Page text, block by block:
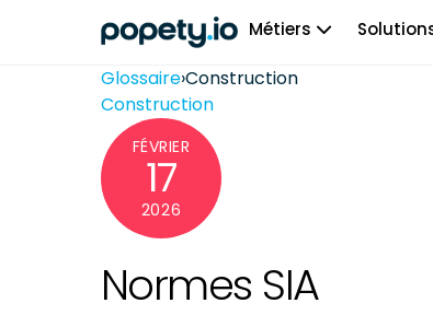
Métiers
Glossaire›Construction
Construction
FÉVRIER
17
2026
Normes SIA